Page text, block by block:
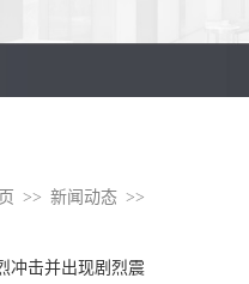
>> 新闻动态 >>
冲击并出现剧烈震